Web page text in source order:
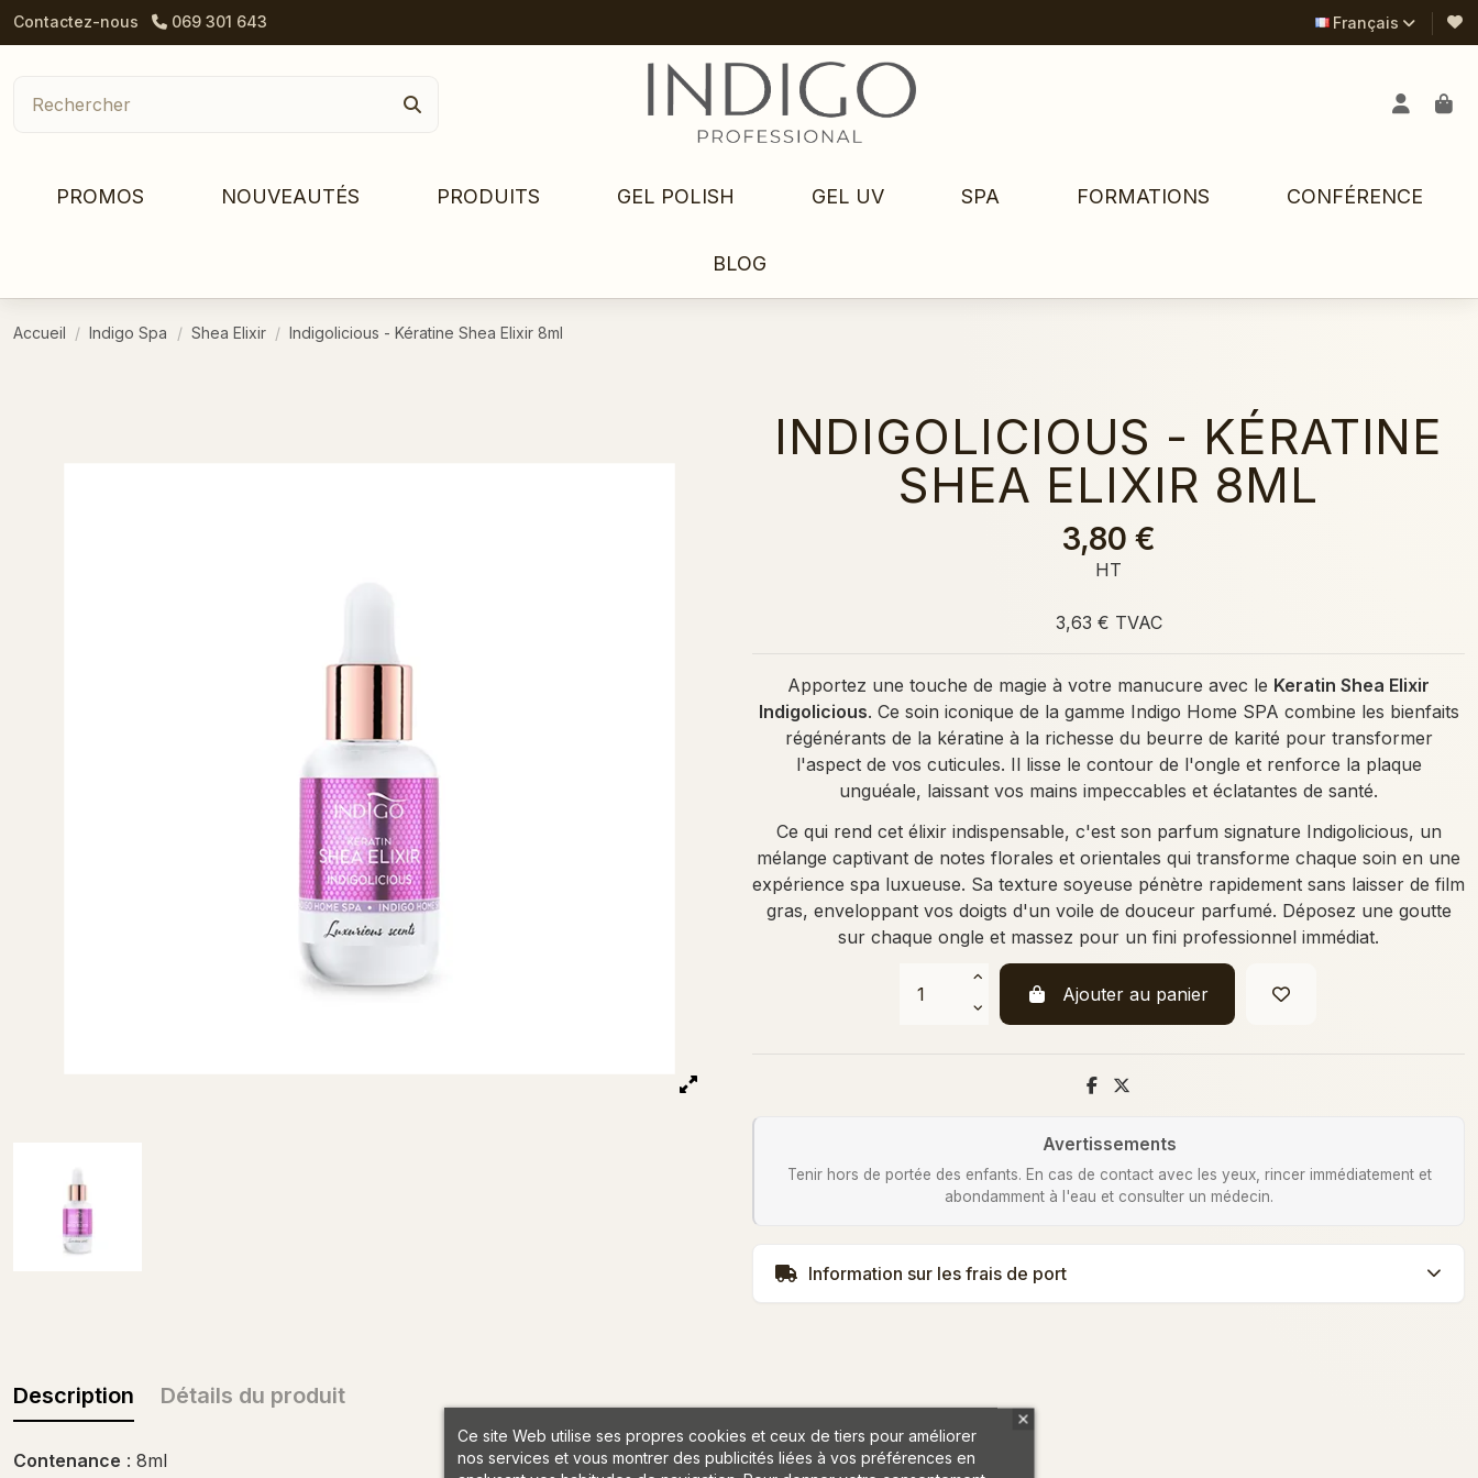
Contactez-nous 069 301 643 Français
PROMOS NOUVEAUTÉS PRODUITS GEL POLISH GEL UV SPA FORMATIONS CONFÉRENCE
BLOG
Accueil Indigo Spa Shea Elixir Indigolicious - Kératine Shea Elixir 8ml
INDIGOLICIOUS - KÉRATINE
SHEA ELIXIR 8ML
3,80 €
HT
3,63 € TVAC
Apportez une touche de magie à votre manucure avec le Keratin Shea Elixir
Indigolicious. Ce soin iconique de la gamme Indigo Home SPA combine les bienfaits
régénérants de la kératine à la richesse du beurre de karité pour transformer
l'aspect de vos cuticules. Il lisse le contour de l'ongle et renforce la plaque
unguéale, laissant vos mains impeccables et éclatantes de santé.
Ce qui rend cet élixir indispensable, c'est son parfum signature Indigolicious, un
mélange captivant de notes florales et orientales qui transforme chaque soin en une
expérience spa luxueuse. Sa texture soyeuse pénètre rapidement sans laisser de film
gras, enveloppant vos doigts d'un voile de douceur parfumé. Déposez une goutte
sur chaque ongle et massez pour un fini professionnel immédiat.
Ajouter au panier
Avertissements
Tenir hors de portée des enfants. En cas de contact avec les yeux, rincer immédiatement et
abondamment à l'eau et consulter un médecin.
Information sur les frais de port
Description Détails du produit
Contenance : 8ml
Ce site Web utilise ses propres cookies et ceux de tiers pour améliorer
nos services et vous montrer des publicités liées à vos préférences en